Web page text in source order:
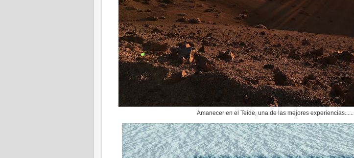
Amanecer en el Teide, una de las mejores experiencias......